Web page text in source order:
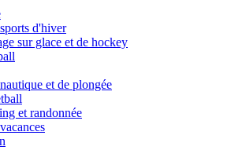
d'hiver
sur glace et de hockey
et de plongée
et randonnée